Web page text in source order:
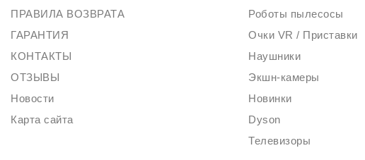
ПРАВИЛА ВОЗВРАТА
ГАРАНТИЯ
КОНТАКТЫ
ОТЗЫВЫ
Новости
Карта сайта
Роботы пылесосы
Очки VR / Приставки
Наушники
Экшн-камеры
Новинки
Dyson
Телевизоры